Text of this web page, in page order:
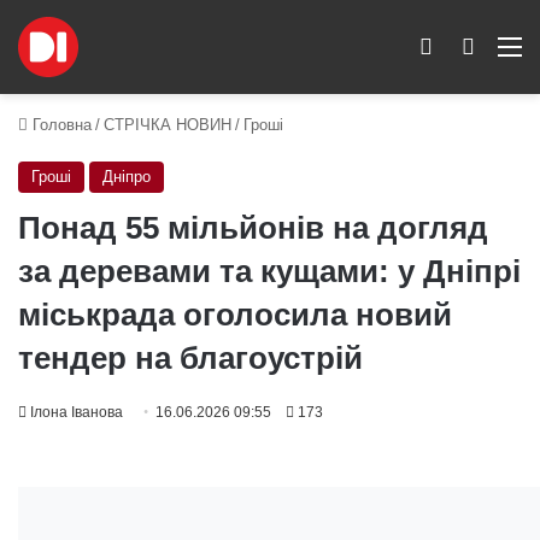
Пошук
Switch skin
Головна / СТРІЧКА НОВИН / Гроші
Гроші Дніпро
Понад 55 мільйонів на догляд
за деревами та кущами: у Дніпрі
міськрада оголосила новий
тендер на благоустрій
Ілона Іванова 16.06.2026 09:55 173